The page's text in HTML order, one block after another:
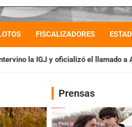
FISCALIZADORES
el llamado a Asamblea General
Prensas